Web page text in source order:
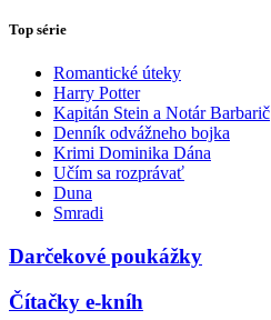
Top série
Romantické úteky
Harry Potter
Kapitán Stein a Notár Barbarič
Denník odvážneho bojka
Krimi Dominika Dána
Učím sa rozprávať
Duna
Smradi
Darčekové poukážky
Čítačky e-kníh